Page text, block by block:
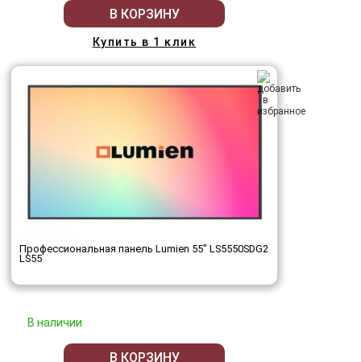
В КОРЗИНУ
Купить в 1 клик
Профессиональная панель Lumien 55" LS5550SDG2
LS55
В наличии
В КОРЗИНУ